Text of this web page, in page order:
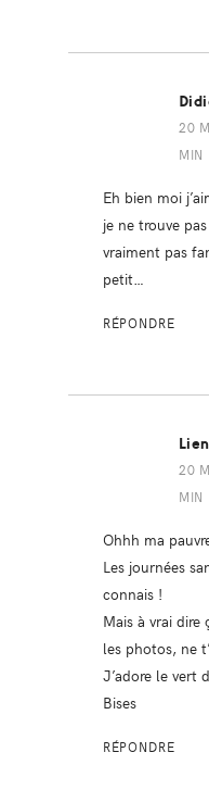
20
MIN
Eh bien moi
je ne trouve
vraiment pas
petit…
RÉPONDRE
20
MIN
Ohhh ma
Les journées
connais !
Mais à vrai dire
les photos, ne
J’adore le vert
Bises
RÉPONDRE